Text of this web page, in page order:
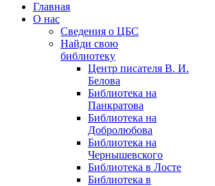
Главная
О нас
Сведения о ЦБС
Найди свою
библиотеку
Центр писателя В. И.
Белова
Библиотека на
Панкратова
Библиотека на
Добролюбова
Библиотека на
Чернышевского
Библиотека в Лосте
Библиотека в